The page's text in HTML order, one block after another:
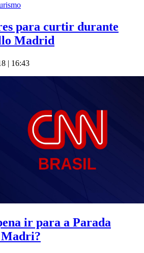
para curtir durante
Madrid
| 16:43
ir para a Parada
Madri?